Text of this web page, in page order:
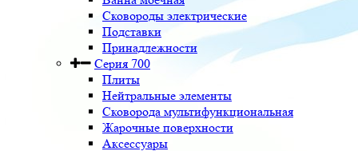
Сковороды электрические
Подставки
Принадлежности
Серия 700
Плиты
Нейтральные элементы
Сковорода мультифункциональная
Жарочные поверхности
Аксессуары